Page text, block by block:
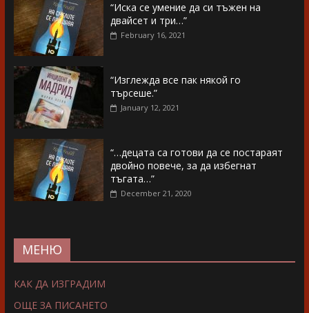
“Иска се умение да си тъжен на
двайсет и три…”
February 16, 2021
“Изглежда все пак някой го
търсеше.”
January 12, 2021
“…децата са готови да се постараят
двойно повече, за да избегнат
тъгата…”
December 21, 2020
МЕНЮ
КАК ДА ИЗГРАДИМ
ОЩЕ ЗА ПИСАНЕТО